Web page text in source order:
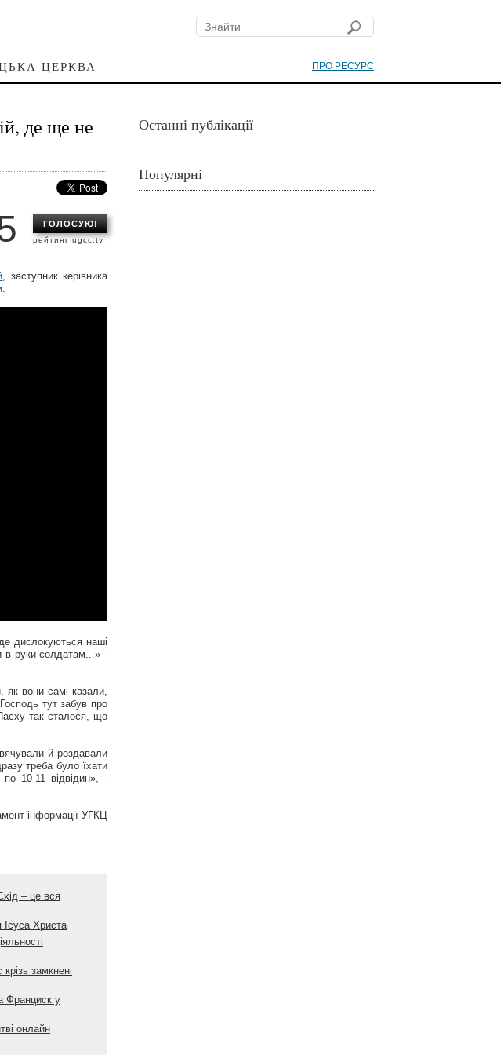
ПРО РЕСУРС
ЦЕРКВА
де ще не
ГОЛОСУЮ!
рейтинг ugcc.tv
, заступник керівника
дислокуються наші
в руки солдатам...» -
як вони самі казали,
тут забув про
так сталося, що
й роздавали
треба було їхати
10-11 відвідин», -
інформації УГКЦ
– це вся
Ісуса Христа
замкнені
Франциск у
онлайн
Останні публікації
Популярні